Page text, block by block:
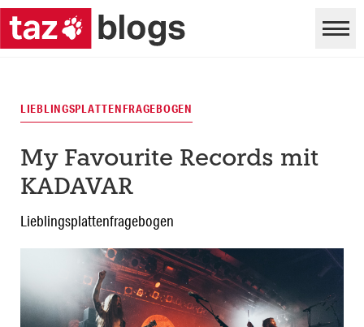
LIEBLINGSPLATTENFRAGEBOGEN
My Favourite Records mit
KADAVAR
Lieblingsplattenfragebogen